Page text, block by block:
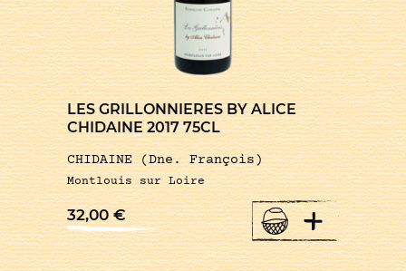
LES GRILLONNIERES BY ALICE
CHIDAINE 2017 75CL
CHIDAINE (Dne. François)
Montlouis sur Loire
32,00€ +